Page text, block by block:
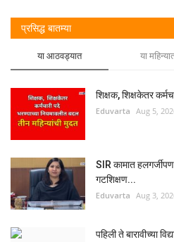
प्रसिद्ध बातम्या
या आठवड्यात या
शिक्षक, शिक्षकेतर
Eduvarta Aug 5,
SIR कामात
गटशिक्षण...
Eduvarta Aug 3,
पहिली ते बारावीच्या